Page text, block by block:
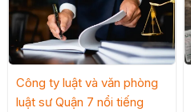
Công ty luật và văn phòng
luật sư Quận 7 nổi tiếng